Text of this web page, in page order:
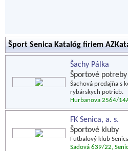
Šport Senica Katalóg firiem
Šachy Pálka
Športové
Šachová predajňa s
rybárskych potrieb.
Hurbanova 2564/
FK Senica, a. s.
Športové kluby
Futbalový klub
Sadová 639/22,